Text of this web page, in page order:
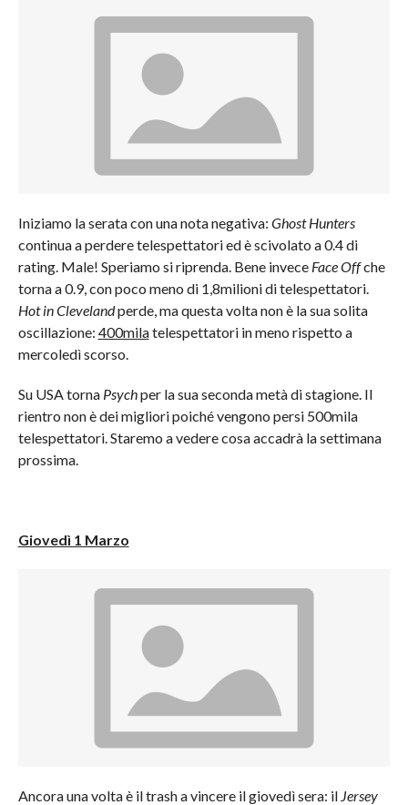
Iniziamo la serata con una nota negativa: Ghost Hunters
continua a perdere telespettatori ed è scivolato a 0.4 di
rating. Male! Speriamo si riprenda. Bene invece Face Offche
torna a 0.9, con poco meno di 1,8milioni di telespettatori.
Hot in Clevelandperde, ma questa volta non è la sua solita
oscillazione: 400milatelespettatori in meno rispetto a
mercoledì scorso.
Su USA torna Psychper la sua seconda metà di stagione. Il
rientro non è dei migliori poiché vengono persi 500mila
telespettatori. Staremo a vedere cosa accadrà la settimana
prossima.
Giovedì 1 Marzo
Ancora una volta è il trash a vincere il giovedì sera: il Jersey